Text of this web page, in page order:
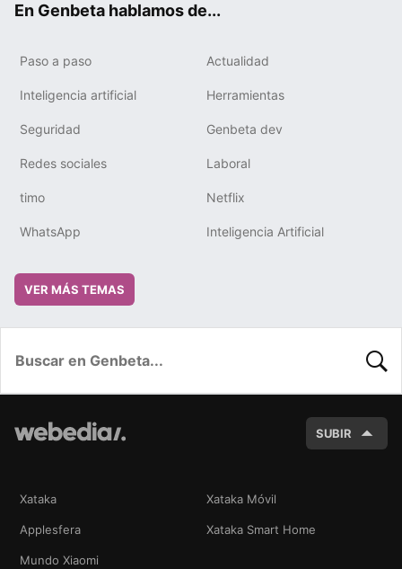
En Genbeta hablamos de...
Paso a paso Actualidad
Inteligencia artificial Herramientas
Seguridad Genbeta dev
Redes sociales Laboral
timo Netflix
WhatsApp Inteligencia Artificial
VER MÁS TEMAS
SUBIR
Xataka Xataka Móvil
Applesfera Xataka Smart Home
Mundo Xiaomi